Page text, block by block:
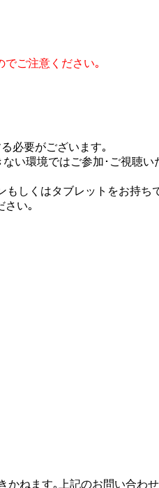
ご注意ください｡
必要がございます｡
い環境ではご参加･ご視聴
しくはタブレットをお持ち
さい｡
ねます｡上記のお問い合わ